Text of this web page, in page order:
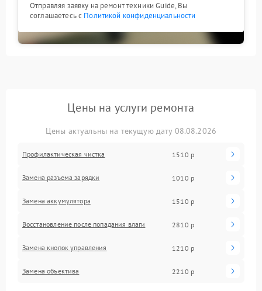
Отправляя заявку на ремонт техники Guide, Вы
соглашаетесь с Политикой конфиденциальности
Цены на услуги ремонта
Цены актуальны на текущую дату 08.08.2026
Профилактическая чистка 1510 р
Замена разъема зарядки 1010 р
Замена аккумулятора 1510 р
Восстановление после попадания влаги 2810 р
Замена кнопок управления 1210 р
Замена объектива 2210 р